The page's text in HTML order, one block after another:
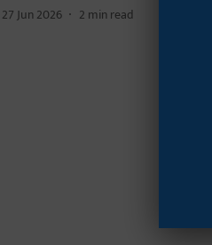
27 Jun 2026 2 min read